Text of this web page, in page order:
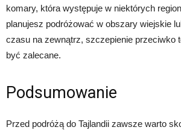
komary, która występuje w niektórych
planujesz podróżować w obszary wiejskie
czasu na zewnątrz, szczepienie przeciwko
być zalecane.
Podsumowanie
Przed podróżą do Tajlandii zawsze warto